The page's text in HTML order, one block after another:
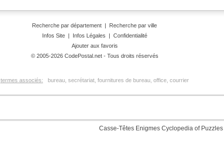
Recherche par département | Recherche par ville
Infos Site| Infos Légales | Confidentialité
Ajouter aux favoris
© 2005-2026 CodePostal.net - Tous droits réservés
termes associés: bureau, secrétariat, fournitures de bureau, office, courrier
Casse-Têtes Enigmes Cyclopedia of Puzzles